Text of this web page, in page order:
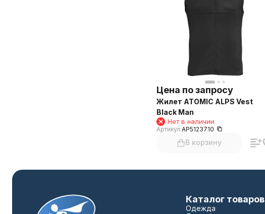
Цена по запросу
Жилет ATOMIC ALPS Vest
Black Man
Нет в наличии
Артикул:AP5123710
В корзину
Каталог товаров
Одежда